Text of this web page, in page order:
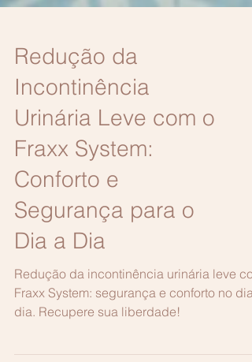
Redução da
Incontinência
Urinária Leve com o
Fraxx System:
Conforto e
Segurança para o
Dia a Dia